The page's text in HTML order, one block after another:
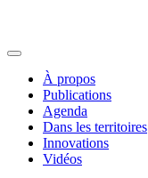
À propos
Publications
Agenda
Dans les territoires
Innovations
Vidéos